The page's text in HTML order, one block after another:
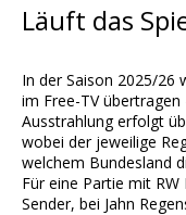
Läuft das
In der Saison 2025/26
im Free-TV
Ausstrahlung erfolgt
wobei der jeweilige
welchem Bundesland
Für eine Partie mit
Sender, bei Jahn